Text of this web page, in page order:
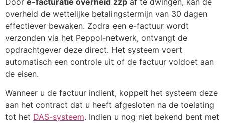
overheid de wettelijke betalingstermijn van 30 dagen
effectiever bewaken. Zodra een e-factuur wordt
verzonden via het Peppol-netwerk, ontvangt de
opdrachtgever deze direct. Het systeem voert
automatisch een controle uit of de factuur voldoet aan
de eisen.
Wanneer u de factuur indient, koppelt het systeem deze
aan het contract dat u heeft afgesloten na de toelating
tot het DAS-systeem. Indien u nog niet bekend bent met